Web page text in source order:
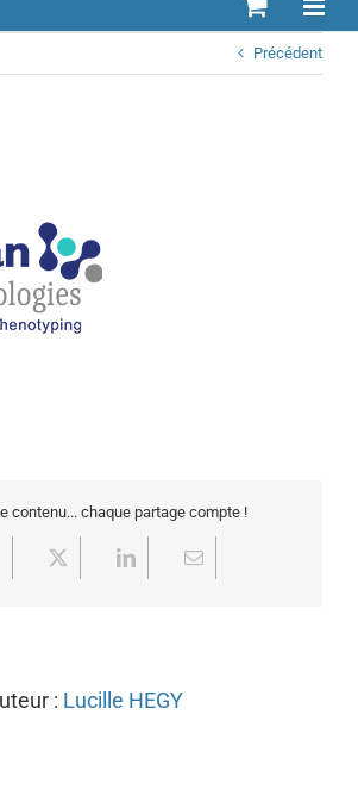
Précédent
contenu... chaque partage compte !
Facebook LinkedInEmail
: Lucille HEGY